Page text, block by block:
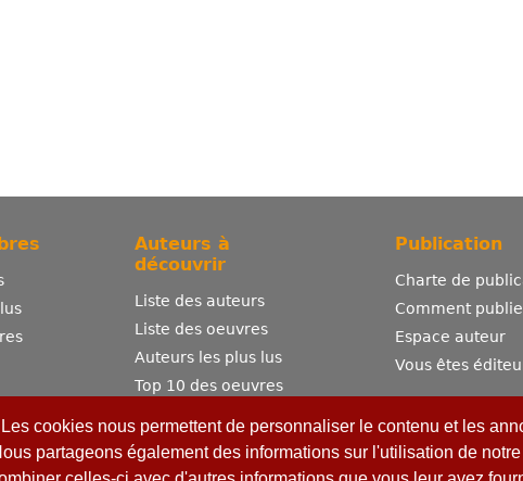
cookies nous permettent de personnaliser le contenu et les
partageons également des informations sur l'utilisation de
Auteurs à
découvrir
Liste des auteurs
Liste des oeuvres
Auteurs les plus lus
Top 10 des oeuvres
Publication
Charte de
Comment
Espace auteur
Vous êtes